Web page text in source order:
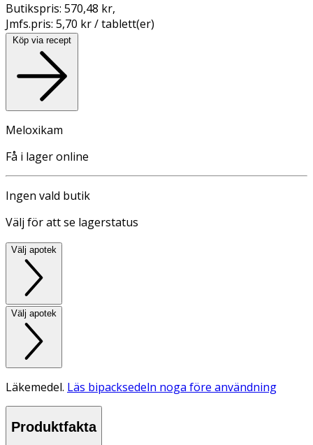
Butikspris: 570,48 kr,
Jmfs.pris: 5,70 kr / tablett(er)
Köp via recept
Meloxikam
Få i lager online
Ingen vald butik
Välj för att se lagerstatus
Välj apotek
Välj apotek
Läkemedel. Läs bipacksedeln noga före användning
Produktfakta